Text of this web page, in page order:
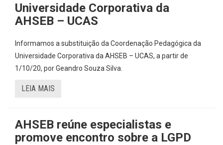
Universidade Corporativa da
AHSEB – UCAS
Informamos a substituição da Coordenação Pedagógica da
Universidade Corporativa da AHSEB – UCAS, a partir de
1/10/20, por Geandro Souza Silva.
LEIA MAIS
AHSEB reúne especialistas e
promove encontro sobre a LGPD